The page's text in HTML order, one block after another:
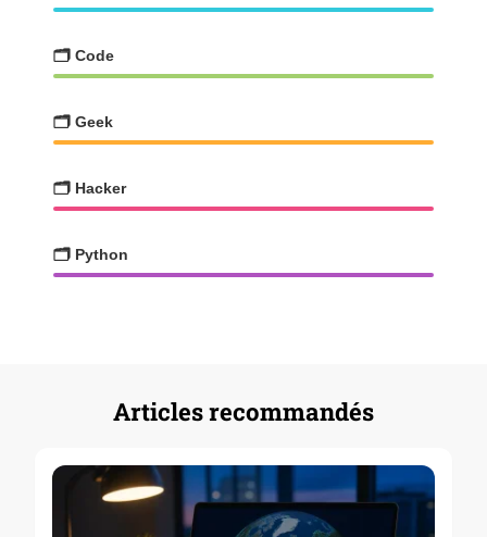
🗂️ Code
🗂️ Geek
🗂️ Hacker
🗂️ Python
Articles recommandés